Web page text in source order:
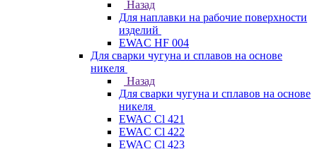
Назад
Для наплавки на рабочие поверхности
изделий
EWAC HF 004
Для сварки чугуна и сплавов на основе
никеля
Назад
Для сварки чугуна и сплавов на основе
никеля
EWAC Cl 421
EWAC Cl 422
EWAC Cl 423